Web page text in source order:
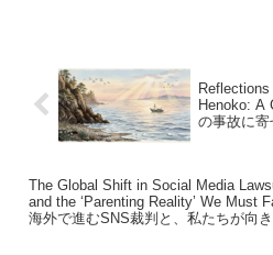
来ていま
unfolding
targeting
apps. As a
silence"
being
reclaiming
future.
Henoko: A
の事故に寄
The Global Shift in Social Media
and the ‘Parenting Reality’ We Must
海外で進むSNS裁判と、私たちが向